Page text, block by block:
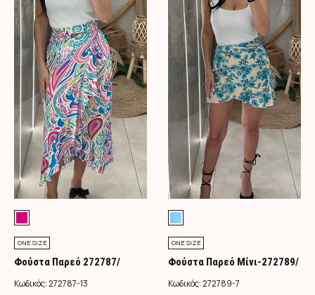
ONE SIZE
Φούστα Παρεό 272787/
Φούξια
Κωδικός:272787-13
ONE SIZE
Φούστα Παρεό Μίνι-272789/
Τιρκουάζ
Κωδικός:272789-7